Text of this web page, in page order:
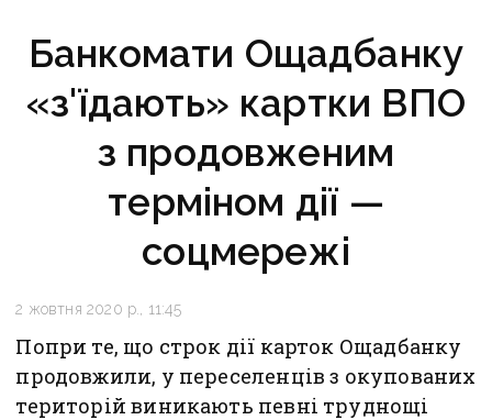
Банкомати Ощадбанку
«з'їдають» картки ВПО
з продовженим
терміном дії —
соцмережі
2 жовтня 2020 р., 11:45
Попри те, що строк дії карток Ощадбанку
продовжили, у переселенців з окупованих
територій виникають певні труднощі